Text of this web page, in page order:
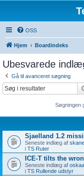
OSS
Hjem Boardindeks
Ubesvarede
Gå til avanceret søgning
Søgningen
Sjaelland 1.2
Seneste indlæg af
i TS Ruter
ICE-T tilts the
Seneste indlæg af
i TS Rullende udstyr